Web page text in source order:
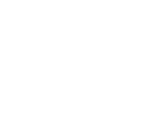
קידום הכדורסל
הרחבת
לערכים באמצעות